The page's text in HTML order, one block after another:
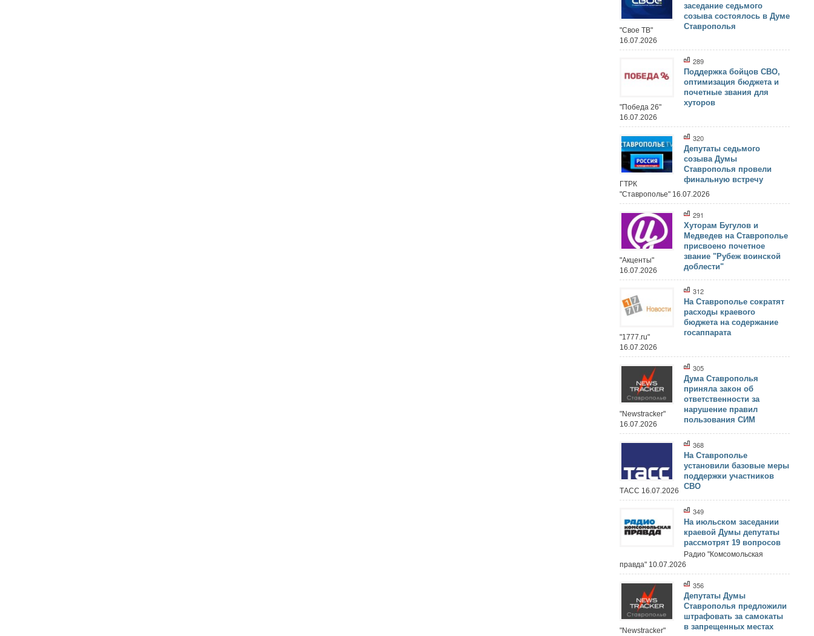
заседание седьмого
созыва состоялось в Думе
Ставрополья
"Свое ТВ"
16.07.2026
289
Поддержка бойцов СВО,
оптимизация бюджета и
почетные звания для
хуторов
"Победа 26"
16.07.2026
320
Депутаты седьмого
созыва Думы
Ставрополья провели
финальную встречу
ГТРК
"Ставрополье" 16.07.2026
291
Хуторам Бугулов и
Медведев на Ставрополье
присвоено почетное
звание "Рубеж воинской
доблести"
"Акценты"
16.07.2026
312
На Ставрополье сократят
расходы краевого
бюджета на содержание
госаппарата
"1777.ru"
16.07.2026
305
Дума Ставрополья
приняла закон об
ответственности за
нарушение правил
пользования СИМ
"Newstracker"
16.07.2026
368
На Ставрополье
установили базовые меры
поддержки участников
СВО
ТАСС 16.07.2026
349
На июльском заседании
краевой Думы депутаты
рассмотрят 19 вопросов
Радио "Комсомольская
правда" 10.07.2026
356
Депутаты Думы
Ставрополья предложили
штрафовать за самокаты
в запрещенных местах
"Newstracker"